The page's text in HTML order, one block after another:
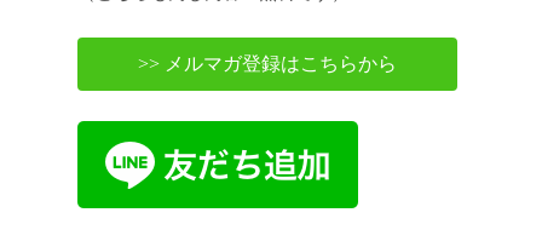
>> メルマガ登録はこちらから